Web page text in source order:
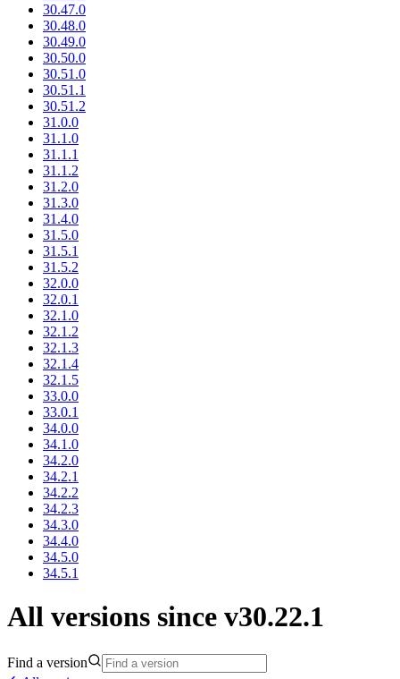
30.47.0
30.48.0
30.49.0
30.50.0
30.51.0
30.51.1
30.51.2
31.0.0
31.1.0
31.1.1
31.1.2
31.2.0
31.3.0
31.4.0
31.5.0
31.5.1
31.5.2
32.0.0
32.0.1
32.1.0
32.1.2
32.1.3
32.1.4
32.1.5
33.0.0
33.0.1
34.0.0
34.1.0
34.2.0
34.2.1
34.2.2
34.2.3
34.3.0
34.4.0
34.5.0
34.5.1
All versions since v30.22.1
Find a version